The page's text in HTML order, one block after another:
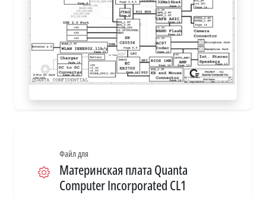
Файл для
Материнская плата Quanta
Computer Incorporated CL1